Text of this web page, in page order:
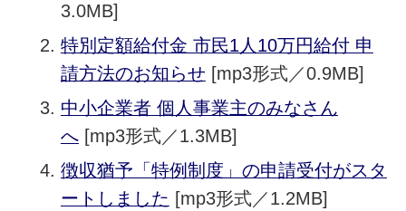
3.0MB]
特別定額給付金 市民1人10万円給付 申
請方法のお知らせ[mp3形式／0.9MB]
中小企業者 個人事業主のみなさん
へ[mp3形式／1.3MB]
徴収猶予「特例制度」の申請受付がスタ
ートしました [mp3形式／1.2MB]